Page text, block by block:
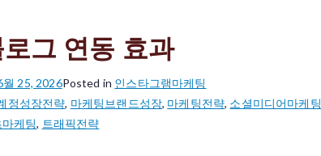
그 연동 효과
월 25, 2026Posted in 인스타그램마케팅
정성장전략, 마케팅브랜드성장, 마케팅전략, 소셜미디어마케팅
케팅, 트래픽전략